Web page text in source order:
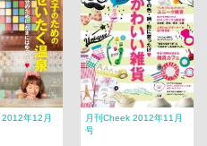
2012年12月
月刊Cheek 2012年11月
号